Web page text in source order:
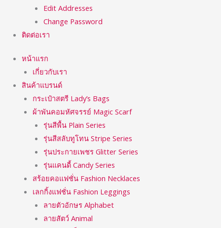
Edit Addresses
Change Password
ติดต่อเรา
หน้าแรก
เกี่ยวกับเรา
สินค้าแบรนด์
กระเป๋าสตรี Lady’s Bags
ผ้าพันคอมหัศจรรย์ Magic Scarf
รุ่นสีพื้น Plain Series
รุ่นสีสลับทูโทน Stripe Series
รุ่นประกายเพชร Glitter Series
รุ่นแคนดี้ Candy Series
สร้อยคอแฟชั่น Fashion Necklaces
เลกกิ้งแฟชั่น Fashion Leggings
ลายตัวอักษร Alphabet
ลายสัตว์ Animal